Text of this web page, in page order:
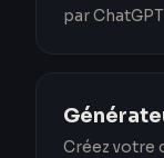
par
Créez votre